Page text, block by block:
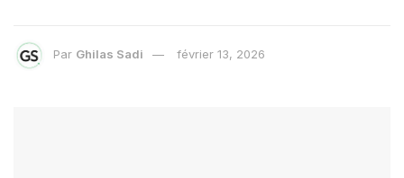
Par Ghilas Sadi février 13, 2026